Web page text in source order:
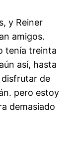
y Reiner
amigos.
tenía treinta
así, hasta
de
pero estoy
demasiado